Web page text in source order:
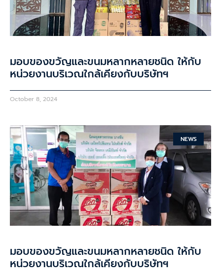
มอบของขวัญและขนมหลากหลายชนิด ให้กับ
หน่วยงานบริเวณใกล้เคียงกับบริษัทฯ
October 8, 2024
NEWS
มอบของขวัญและขนมหลากหลายชนิด ให้กับ
หน่วยงานบริเวณใกล้เคียงกับบริษัทฯ